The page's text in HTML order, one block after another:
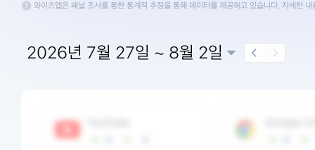
와이즈앱은 패널 조사를 통한 통계적 추정을 통해 데이터를 제공하고 있습니다. 자세한
2026년 7월 27일 ~ 8월 2일